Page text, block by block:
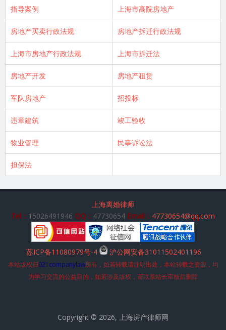
指导案例 上海市高院房地产
房地产买卖行政法规 房地产拆迁行政法规
上海市房地产行政法规 上海市拆迁法
房地产开发 房地产租赁
军队房地产 招投标
违章建筑 竣工验收
物业管理 民事诉讼法
担保法
上海离婚律师
Tel： 15026491946 QQ： 47730654 Email： 47730654@qq.com
苏ICP备11080979号-4 沪公网安备31011502401196
本站版权归021companylaw所有，如若转载请注明出处，本站转载之资源，均
为学习交流的公益目的，如若涉及版权，请联系站长审核后删除
Copyright © 2026, 上海房产律师网